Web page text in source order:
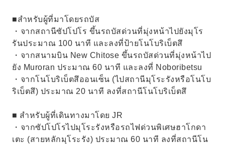
■สำหรับผู้ที่มาโดยรถบัส
・จากสถานีซัปโปโร ขึ้นรถบัสด่วนที่มุ่งหน้าไปยังมุโร
รันประมาณ 100 นาที และลงที่ป้ายโนโบริเบ็ตสึ
・จากสนามบิน New Chitose ขึ้นรถบัสด่วนที่มุ่งหน้าไป
ยัง Muroran ประมาณ 60 นาที และลงที่ Noboribetsu
・จากโนโบริเบ็ตสึออนเซ็น (ไปสถานีมุโระรังหรือโนโบ
ริเบ็ตสึ) ประมาณ 20 นาที ลงที่สถานีโนโบริเบ็ตสึ
■ สำหรับผู้ที่เดินทางมาโดย JR
・จากซัปโปโรไปมุโระรังหรือรถไฟด่วนพิเศษฮาโกดา
เตะ (สายหลักมุโระรัง) ประมาณ 60 นาที ลงที่สถานีโน